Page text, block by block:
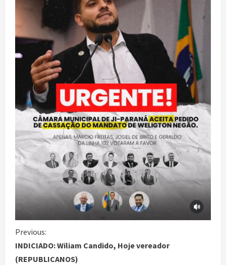
Previous:
INDICIADO: Wiliam Candido, Hoje vereador
(REPUBLICANOS)